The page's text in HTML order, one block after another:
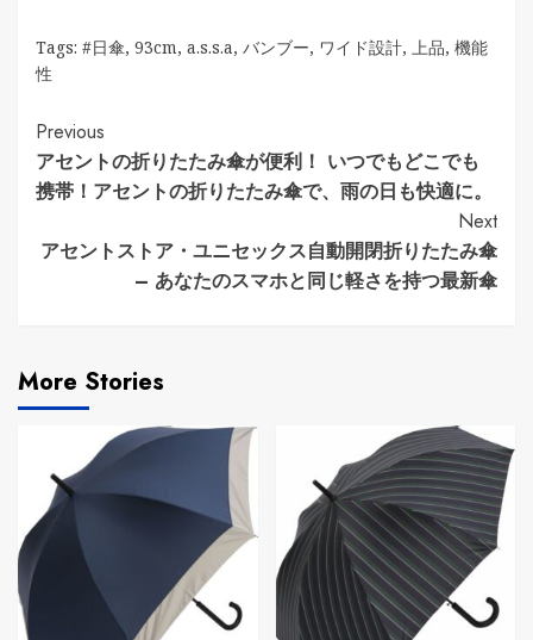
Tags: #日傘, 93cm, a.s.s.a, バンブー, ワイド設計, 上品, 機能
性
Continue
Reading
Previous
アセントの折りたたみ傘が便利！ いつでもどこでも
携帯！アセントの折りたたみ傘で、雨の日も快適に。
Next
アセントストア・ユニセックス自動開閉折りたたみ傘
– あなたのスマホと同じ軽さを持つ最新傘
More Stories